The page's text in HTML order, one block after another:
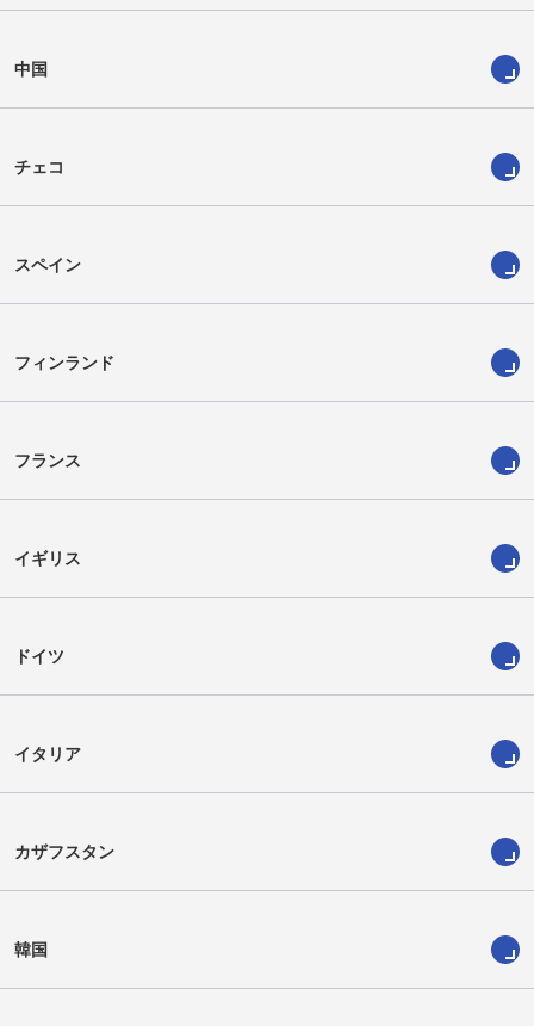
中国
チェコ
スペイン
フィンランド
フランス
イギリス
ドイツ
イタリア
カザフスタン
韓国